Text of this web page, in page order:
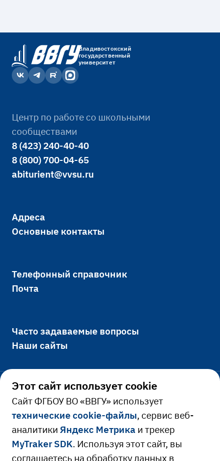
Владивостокский
государственный
университет
Центр по работе со школьными
сообществами
8 (423) 240-40-40
8 (800) 700-04-65
abiturient@vvsu.ru
Адреса
Основные контакты
Телефонный справочник
Почта
Часто задаваемые вопросы
Наши сайты
Официально
Сведения об образовательной
организации
Сведения о доходах руководителя
Ресурсы и сервисы
Расписание занятий
Этот сайт использует cookie
Cайт ФГБОУ ВО «ВВГУ» использует
технические cookie-файлы, сервис веб-
аналитикиЯндекс Метрика и трекер
MyTraker SDK. Используя этот сайт, вы
соглашаетесь на обработку данных в